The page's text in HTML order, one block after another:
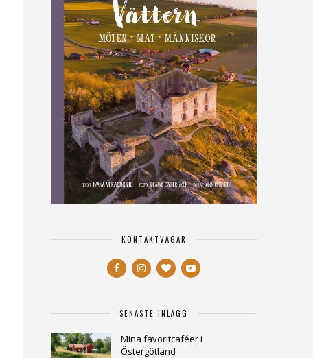
KONTAKTVÄGAR
SENASTE INLÄGG
Mina favoritcaféer i
Östergötland